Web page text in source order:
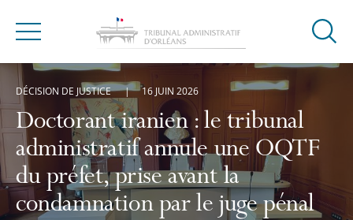
Menu
Ouvrir
de
Doctorant iranien : le tribunal
administratif annule une OQTF
du préfet, prise avant la
condamnation par le juge pénal
DÉCISION DE JUSTICE 16 JUIN 2026